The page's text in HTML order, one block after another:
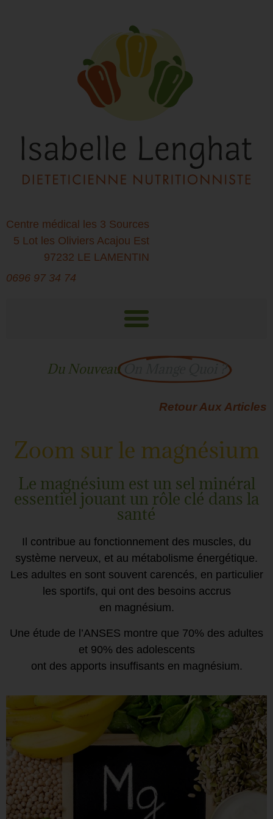
Centre médical les 3 Sources
5 Lot les Oliviers Acajou Est
97232 LE LAMENTIN
0696 97 34 74
Du NouveauOn Mange Quoi ?
Retour Aux Articles
Zoom sur le magnésium
Le magnésium est un sel minéral
essentiel jouant un rôle clé dans la
santé
Il contribue au fonctionnement des muscles, du
système nerveux, et au métabolisme énergétique.
Les adultes en sont souvent carencés, en particulier
les sportifs, qui ont des besoins accrus
en magnésium.
Une étude de l’ANSES montre que 70% des adultes
et 90% des adolescents
ont des apports insuffisants en magnésium.